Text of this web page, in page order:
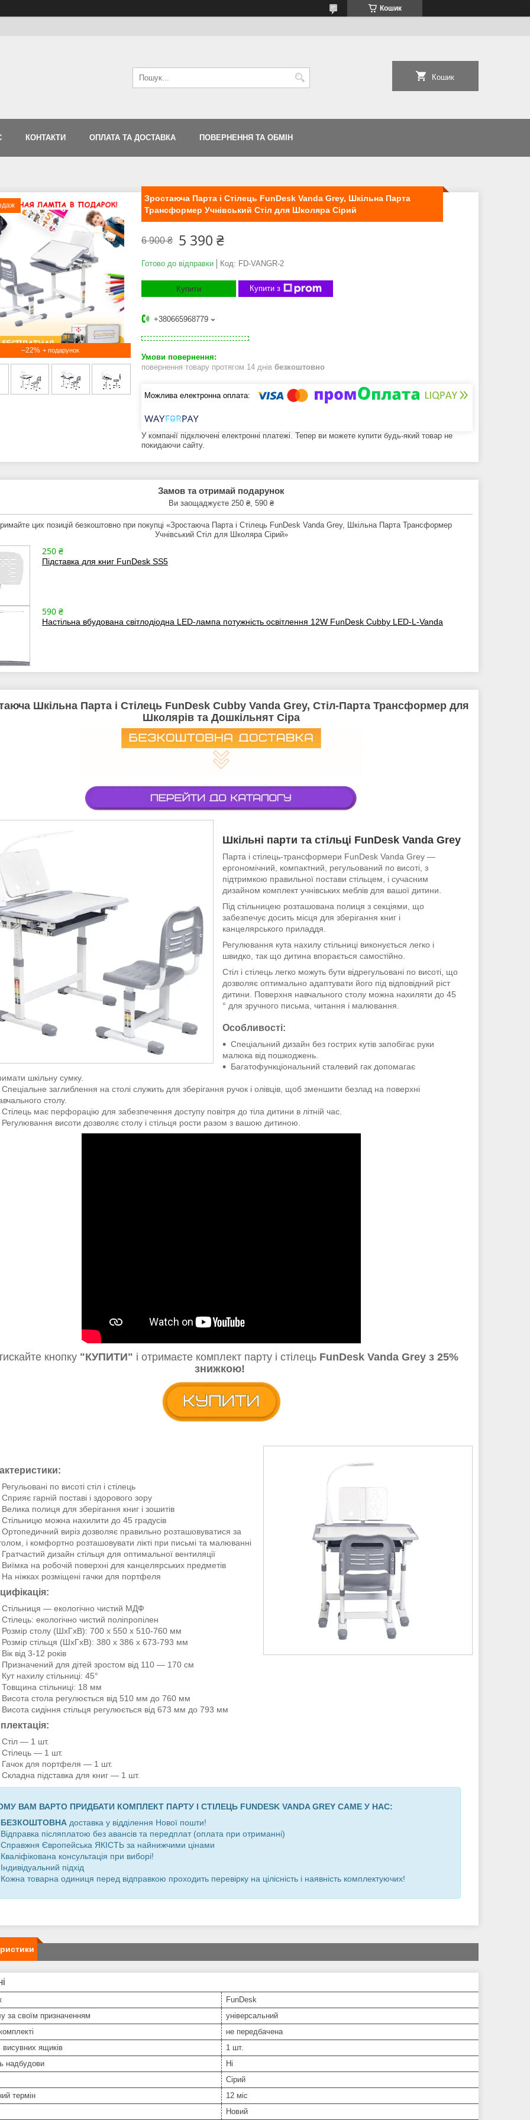
Кошик
Кошик
КОНТАКТИ ОПЛАТА ТА ДОСТАВКА ПОВЕРНЕННЯ ТА ОБМІН
–22%
Зростаюча Парта і Стілець FunDesk Vanda Grey, Шкільна Парта
Трансформер Учнівський Стіл для Школяра Сірий
6 900 ₴ 5 390 ₴
Готово до відправки Код: FD-VANGR-2
Купити Купити з
+380665968779
повернення товару протягом 14 днів безкоштовно
У компанії підключені електронні платежі. Тепер ви можете купити будь-який товар не
покидаючи сайту.
Замов та отримай подарунок
Ви заощаджуєте 250 ₴, 590 ₴
цих позицій безкоштовно при покупці «Зростаюча Парта і Стілець FunDesk Vanda Grey, Шкільна Парта Трансформер
Учнівський Стіл для Школяра Сірий»
250 ₴
Підставка для книг FunDesk SS5
590 ₴
Настільна вбудована світлодіодна LED-лампа потужність освітлення 12W FunDesk Cubby LED-L-Vanda
Шкільна Парта і Стілець FunDesk Cubby Vanda Grey, Стіл-Парта Трансформер для
Школярів та Дошкільнят Сіра
Шкільні парти та стільці FunDesk Vanda Grey
Парта і стілець-трансформери FunDesk Vanda Grey ―
ергономічний, компактний, регульований по висоті, з
підтримкою правильної постави стільцем, і сучасним
дизайном комплект учнівських меблів для вашої дитини.
Під стільницею розташована полиця з секціями, що
забезпечує досить місця для зберігання книг і
канцелярського приладдя.
Регулювання кута нахилу стільниці виконується легко і
швидко, так що дитина впорається самостійно.
Стіл і стілець легко можуть бути відрегульовані по висоті, що
дозволяє оптимально адаптувати його під відповідний ріст
дитини. Поверхня навчального столу можна нахиляти до 45
° для зручного письма, читання і малювання.
Особливості:
Спеціальний дизайн без гострих кутів запобігає руки
малюка від пошкоджень.
Багатофункціональний сталевий гак допомагає
шкільну сумку.
Спеціальне заглиблення на столі служить для зберігання ручок і олівців, щоб зменшити безлад на поверхні
столу.
Стілець має перфорацію для забезпечення доступу повітря до тіла дитини в літній час.
Регулювання висоти дозволяє столу і стільця рости разом з вашою дитиною.
кнопку "КУПИТИ" і отримаєте комплект парту і стілець FunDesk Vanda Grey з 25%
знижкою!
Регульовані по висоті стіл і стілець
Сприяє гарній поставі і здорового зору
Велика полиця для зберігання книг і зошитів
Стільницю можна нахилити до 45 градусів
Ортопедичний виріз дозволяє правильно розташовуватися за
і комфортно розташовувати лікті при письмі та малюванні
Гратчастий дизайн стільця для оптимальної вентиляції
Виїмка на робочій поверхні для канцелярських предметів
На ніжках розміщені гачки для портфеля
Стільниця ― екологічно чистий МДФ
Стілець: екологічно чистий поліпропілен
Розмір столу (ШхГхВ): 700 x 550 x 510-760 мм
Розмір стільця (ШхГхВ): 380 x 386 x 673-793 мм
Вік від 3-12 років
Призначений для дітей зростом від 110 — 170 см
Кут нахилу стільниці: 45°
Товщина стільниці: 18 мм
Висота стола регулюється від 510 мм до 760 мм
Висота сидіння стільця регулюється від 673 мм до 793 мм
Стіл ― 1 шт.
Стілець ― 1 шт.
Гачок для портфеля ― 1 шт.
Складна підставка для книг ― 1 шт.
ВАМ ВАРТО ПРИДБАТИ КОМПЛЕКТ ПАРТУ І СТІЛЕЦЬ FUNDESK VANDA GREY САМЕ У НАС:
БЕЗКОШТОВНА доставка у відділення Нової пошти!
післяплатою без авансів та передплат (оплата при отриманні)
Європейська ЯКІСТЬ за найнижчими цінами
консультація при виборі!
підхід
товарна одиниця перед відправкою проходить перевірку на цілісність і наявність комплектуючих!
FunDesk
за своїм призначенням
універсальний
не передбачена
висувних ящиків
1 шт.
надбудови
Ні
Сірий
термін
12 міс
Новий